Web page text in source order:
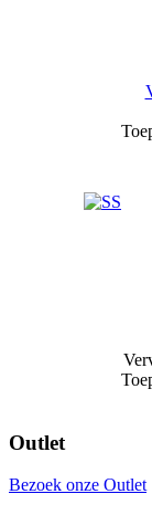
Outlet
Bezoek onze Outlet